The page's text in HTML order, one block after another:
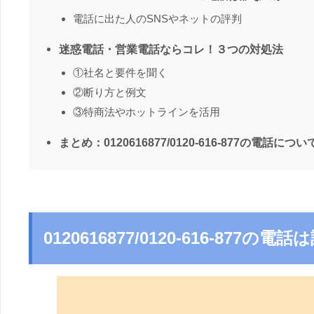
電話に出た人のSNSやネットの評判
迷惑電話・営業電話ならコレ！３つの対処法
①社名と要件を聞く
②断り方と例文
③特商法やホットラインを活用
まとめ：0120616877/0120-616-877の電話につい
0120616877/0120-616-877の電話